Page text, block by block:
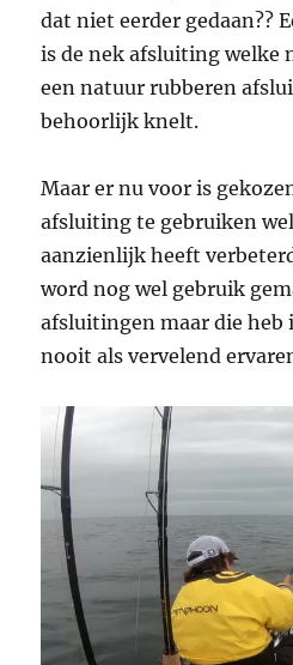
dat niet eerder gedaan??
is de nek afsluiting welke
een natuur rubberen
behoorlijk knelt.
Maar er nu voor is
afsluiting te gebruiken
aanzienlijk heeft
word nog wel gebruik
afsluitingen maar die
nooit als vervelend